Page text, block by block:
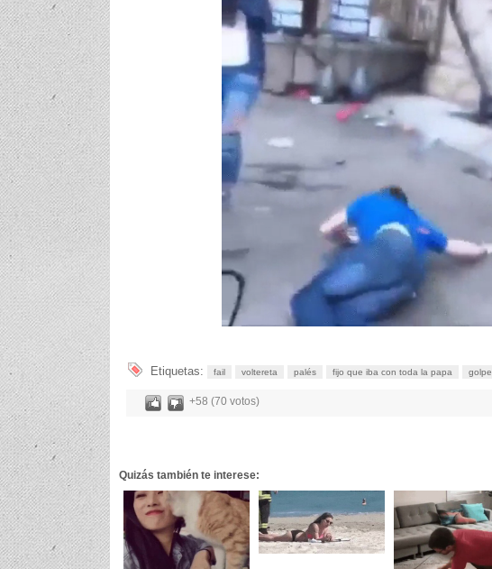
Etiquetas: fail voltereta palés fijo que iba con toda la papa golpe
+58 (70 votos)
Quizás también te interese: